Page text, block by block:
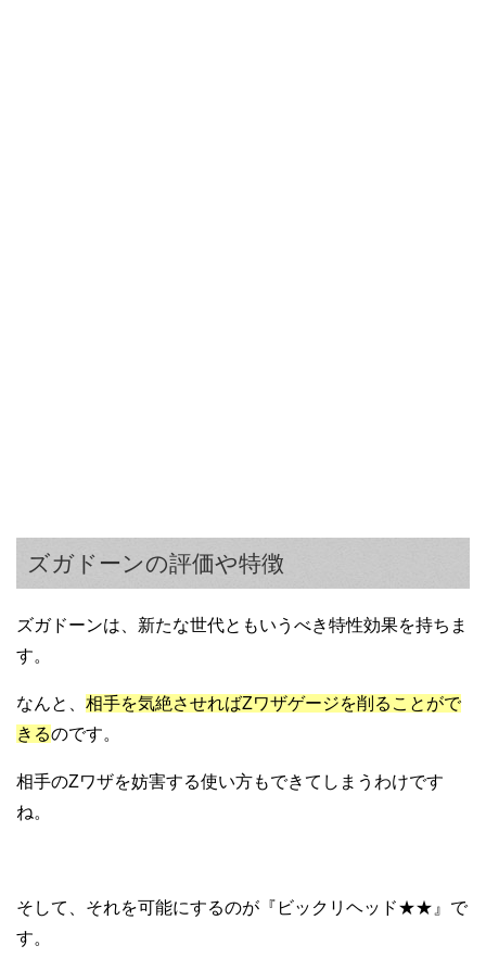
ズガドーンの評価や特徴
ズガドーンは、新たな世代ともいうべき特性効果を持ちま
す。
なんと、 相手を気絶させればZワザゲージを削ることがで
きるのです。
相手のZワザを妨害する使い方もできてしまうわけです
ね。
そして、それを可能にするのが『ビックリヘッド★★』で
す。